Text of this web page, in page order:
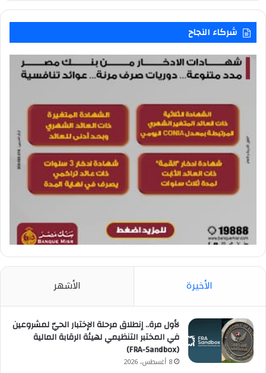
شركاء النجاح
الأخيرة الأشهر
لأول مرة.. إنطلاق مرحلة الإختبار الحيّ لمشروعين
في المختبر التنظيمي لهيئة الرقابة المالية
(FRA-Sandbox)
8 أغسطس، 2026